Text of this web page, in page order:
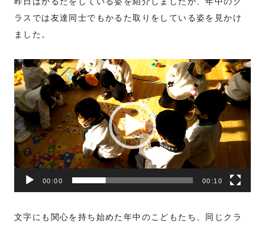
ラスでは友達同士でもかるた取りをしている姿を見かけ
ました。
動
画
プ
レ
ー
ヤ
ー
00:00 00:10
文字にも関心を持ち始めた年中のこどもたち、同じクラ